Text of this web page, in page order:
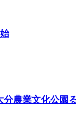
農業文化公園